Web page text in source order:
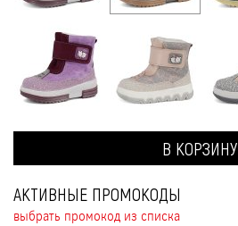
В КОРЗИНУ
АКТИВНЫЕ ПРОМОКОДЫ
выбрать промокод из списка